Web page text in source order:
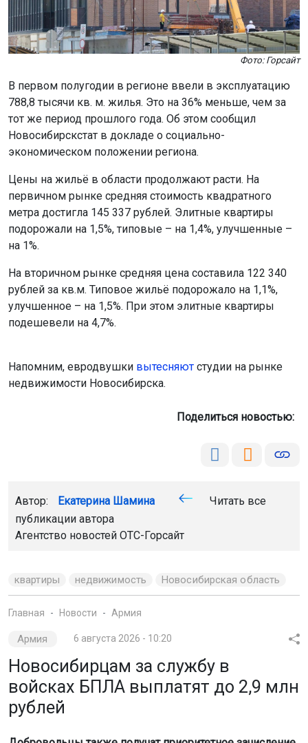
Фото: Горсайт
В первом полугодии в регионе ввели в эксплуатацию
788,8 тысячи кв. м. жилья. Это на 36% меньше, чем за
тот же период прошлого года. Об этом сообщил
Новосибирскстат в докладе о социально-
экономическом положении региона.
Цены на жильё в области продолжают расти. На
первичном рынке средняя стоимость квадратного
метра достигла 145 337 рублей. Элитные квартиры
подорожали на 1,5%, типовые – на 1,4%, улучшенные –
на 1%.
На вторичном рынке средняя цена составила 122 340
рублей за кв.м. Типовое жильё подорожало на 1,1%,
улучшенное – на 1,5%. При этом элитные квартиры
подешевели на 4,7%.
Напомним, евродвушки вытесняют студии на рынке
недвижимости Новосибирска.
Поделиться новостью:
Автор: Екатерина Шамина
Читать все
публикации автора
Агентство новостей ОТС-Горсайт
квартиры недвижимость Новосибирская область
Главная Новости Армия
Армия 6 августа 2026 - 10:20
Новосибирцам за службу в
войсках БПЛА выплатят до 2,9 млн
рублей